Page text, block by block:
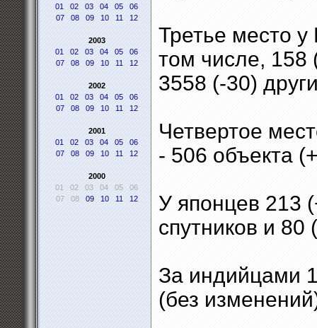
01
02 03 04 05
06
07
08 09 10 11 12
2003
01
02 03 04 05
06
07
08 09 10 11 12
2002
01
02 03 04 05
06
07
08 09 10 11 12
2001
01
02 03 04 05
06
07
08 09 10 11 12
2000
01
02 03 04 05
06
07
08 09 10 11 12
Третье место
том числе, 158
3558 (-30)
Четвертое
- 506 объекта
У японцев 213
спутников и 80
За индийцами
(без